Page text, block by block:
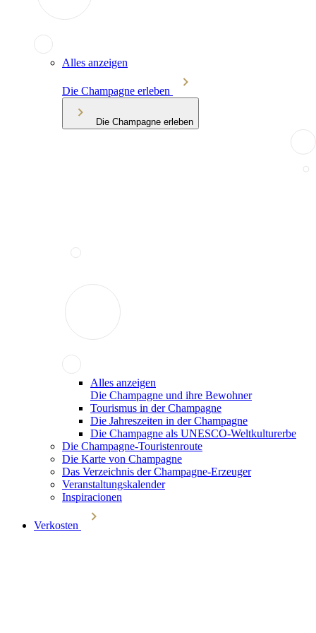
Alles anzeigen
Die Champagne erleben
Die Champagne erleben
Alles anzeigen
Die Champagne und ihre Bewohner
Tourismus in der Champagne
Die Jahreszeiten in der Champagne
Die Champagne als UNESCO-Weltkulturerbe
Die Champagne-Touristenroute
Die Karte von Champagne
Das Verzeichnis der Champagne-Erzeuger
Veranstaltungskalender
Inspiracionen
Verkosten